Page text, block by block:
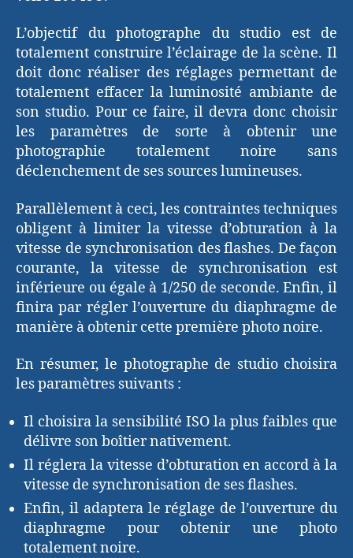
L’objectif du photographe du studio est de
totalement construire l’éclairage de la scène. Il
doit donc réaliser des réglages permettant de
totalement effacer la luminosité ambiante de
son studio. Pour ce faire, il devra donc choisir
les paramètres de sorte à obtenir une
photographie totalement noire sans
déclenchement de ses sources lumineuses.
Parallèlement à ceci, les contraintes techniques
obligent à limiter la vitesse d’obturation à la
vitesse de synchronisation des flashes. De façon
courante, la vitesse de synchronisation est
inférieure ou égale à 1/250 de seconde. Enfin, il
finira par régler l’ouverture du diaphragme de
manière à obtenir cette première photo noire.
En résumer, le photographe de studio choisira
les paramètres suivants :
Il choisira la sensibilité ISO la plus faibles que
délivre son boîtier nativement.
Il réglera la vitesse d’obturation en accord à la
vitesse de synchronisation de ses flashes.
Enfin, il adaptera le réglage de l’ouverture du
diaphragme pour obtenir une photo
totalement noire.